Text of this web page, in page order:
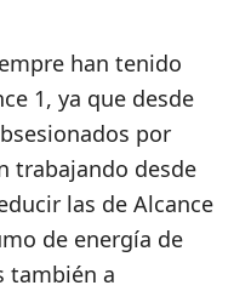
han tenido
1, ya que desde
por
trabajando desde
las de Alcance
de energía de
también a